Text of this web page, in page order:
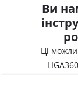
Ви
Ці